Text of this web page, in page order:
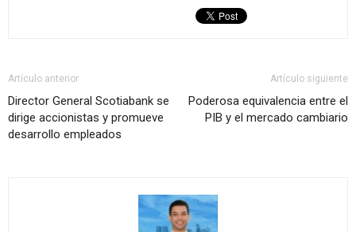
Artículo anterior
Director General Scotiabank se
dirige accionistas y promueve
desarrollo empleados
Artículo siguiente
Poderosa equivalencia entre el
PIB y el mercado cambiario